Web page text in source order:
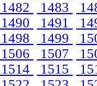
1482 1483
1490 1491
1498 1499
1506 1507
1514 1515